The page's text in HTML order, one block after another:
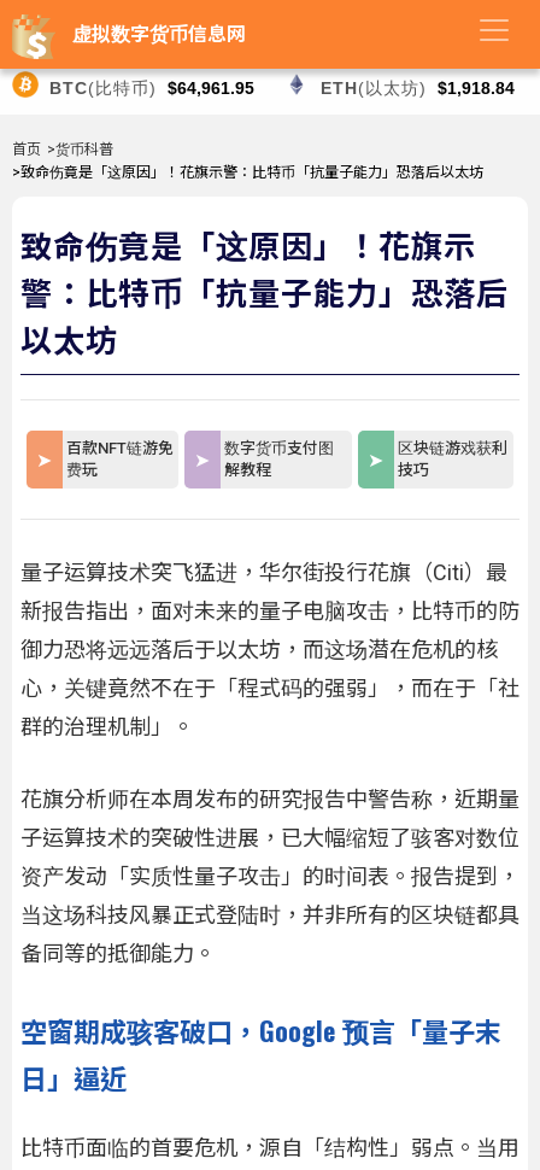
虚拟数字货币信息网
BTC(比特币) $64,961.95 ETH(以太坊) $1,918.84
首页 >货币科普
>致命伤竟是「这原因」！花旗示警：比特币「抗量子能力」恐落后以太坊
致命伤竟是「这原因」！花旗示
警：比特币「抗量子能力」恐落后
以太坊
百款NFT链游免
费玩
数字货币支付图
解教程
区块链游戏获利
技巧
量子运算技术突飞猛进，华尔街投行花旗（Citi）最
新报告指出，面对未来的量子电脑攻击，比特币的防
御力恐将远远落后于以太坊，而这场潜在危机的核
心，关键竟然不在于「程式码的强弱」，而在于「社
群的治理机制」。
花旗分析师在本周发布的研究报告中警告称，近期量
子运算技术的突破性进展，已大幅缩短了骇客对数位
资产发动「实质性量子攻击」的时间表。报告提到，
当这场科技风暴正式登陆时，并非所有的区块链都具
备同等的抵御能力。
空窗期成骇客破口，Google 预言「量子末
日」逼近
比特币面临的首要危机，源自「结构性」弱点。当用